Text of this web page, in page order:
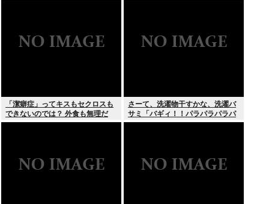
「潔癖症」ってキスもセクロスも
できないのでは？ 外食も無理だ
ろ。
さーて、洗濯物干すかな、洗濯バ
サミ「バギィ！！パラパラパラパ
ラ」